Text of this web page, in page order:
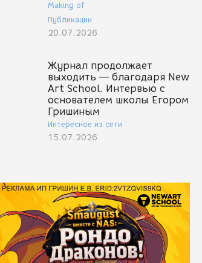
Making of
Публикации
20.07.2026
Журнал продолжает
выходить — благодаря New
Art School. Интервью с
основателем школы Егором
Гришиным
Интересное из сети
15.07.2026